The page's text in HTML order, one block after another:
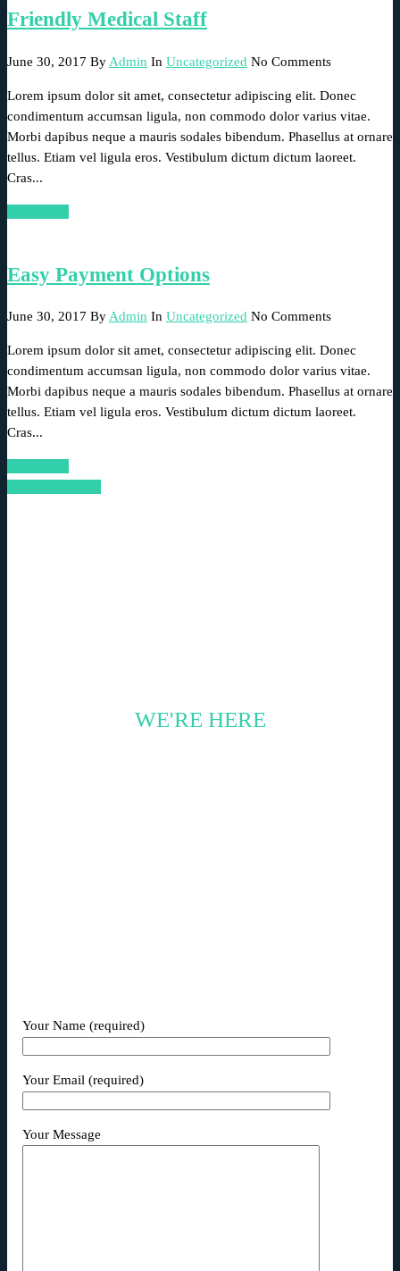
Friendly Medical Staff
June 30, 2017 By Admin In Uncategorized No Comments
Lorem ipsum dolor sit amet, consectetur adipiscing elit. Donec
condimentum accumsan ligula, non commodo dolor varius vitae.
Morbi dapibus neque a mauris sodales bibendum. Phasellus at ornare
tellus. Etiam vel ligula eros. Vestibulum dictum dictum laoreet.
Cras...
Easy Payment Options
June 30, 2017 ByAdmin In Uncategorized No Comments
Lorem ipsum dolor sit amet, consectetur adipiscing elit. Donec
condimentum accumsan ligula, non commodo dolor varius vitae.
Morbi dapibus neque a mauris sodales bibendum. Phasellus at ornare
tellus. Etiam vel ligula eros. Vestibulum dictum dictum laoreet.
Cras...
WE'RE HERE
Your Name (required)
Your Email (required)
Your Message